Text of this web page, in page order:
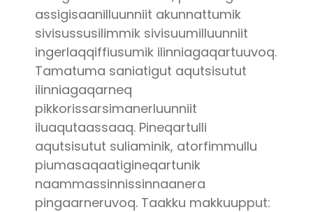
assigisaanilluunniit akunnattumik
sivisussusilimmik sivisuumilluunniit
ingerlaqqiffiusumik ilinniagaqartuuvoq.
Tamatuma saniatigut aqutsisutut
ilinniagaqarneq
pikkorissarsimanerluunniit
iluaqutaassaaq. Pineqartulli
aqutsisutut suliaminik, atorfimmullu
piumasaqaatigineqartunik
naammassinnissinnaanera
pingaarneruvoq. Taakku makkuupput: